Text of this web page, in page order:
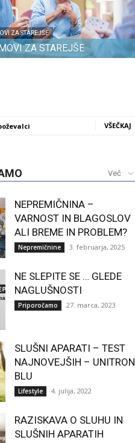
ZA STAREJŠE
ZA STAREJŠE
VŠEČKAJ
Več
NEPREMIČNINA –
VARNOST IN BLAGOSLOV
ALI BREME IN PROBLEM?
Nepremičnine 3. februarja, 2025
NE SLEPITE SE … GLEDE
NAGLUŠNOSTI
Priporočamo 27. marca, 2023
SLUŠNI APARATI – TEST
NAJNOVEJŠIH – UNITRON
BLU
Lifestyle 4. julija, 2022
RAZISKAVA O SLUHU IN
SLUŠNIH APARATIH